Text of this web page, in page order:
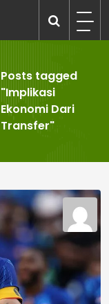
Posts tagged
"Implikasi
Ekonomi Dari
Transfer"